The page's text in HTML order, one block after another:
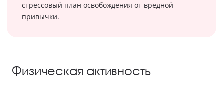
стрессовый план освобождения от вредной
привычки.
Физическая активность